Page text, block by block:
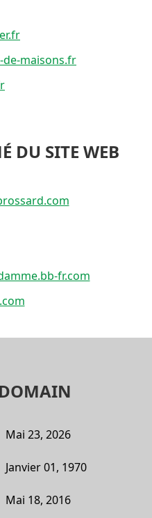
maisons.fr
DU SITE WEB
fr.com
Mai 23, 2026
Janvier 01, 1970
Mai 18, 2016